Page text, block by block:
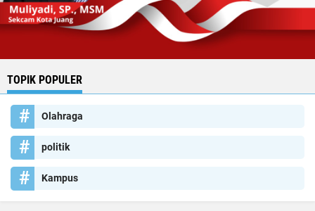
TOPIK POPULER
Olahraga
politik
Kampus